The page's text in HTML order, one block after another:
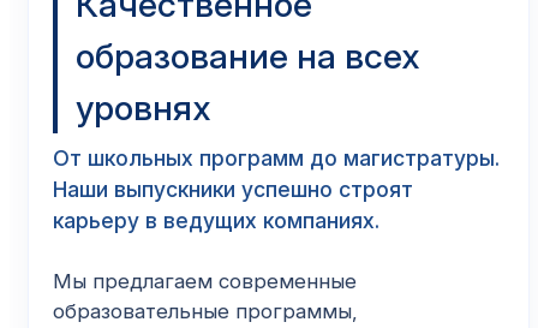
образование на всех
уровнях
От школьных программ до магистратуры.
Наши выпускники успешно строят
карьеру в ведущих компаниях.
Мы предлагаем современные
образовательные программы,